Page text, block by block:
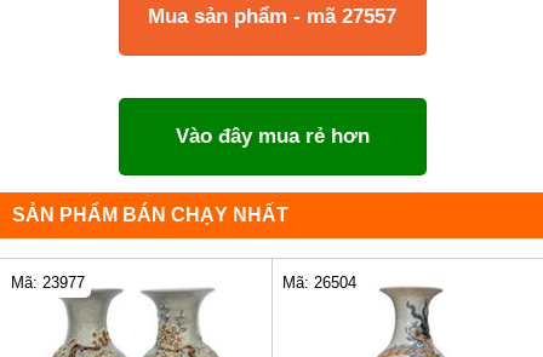
Mua sản phẩm - mã 27557
Vào đây mua rẻ hơn
SẢN PHẨM BÁN CHẠY NHẤT
Mã: 23977 Mã: 26504